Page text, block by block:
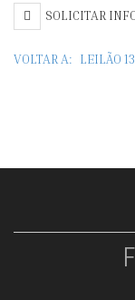
SOLICITAR
VOLTAR A: LEILÃO